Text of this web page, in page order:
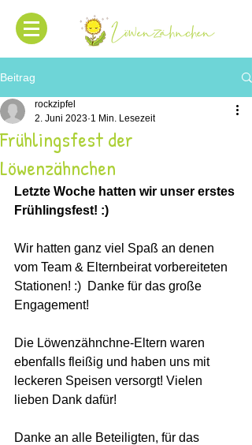
Beitrag
Frühlingsfest der
Löwenzähnchen
rockzipfel
2. Juni 2023 1 Min. Lesezeit
Letzte Woche hatten wir unser erstes
Frühlingsfest! :)
Wir hatten ganz viel Spaß an denen
vom Team & Elternbeirat vorbereiteten
Stationen! :)  Danke für das große
Engagement!
Die Löwenzähnchne-Eltern waren
ebenfalls fleißig und haben uns mit
leckeren Speisen versorgt! Vielen
lieben Dank dafür!
Danke an alle Beteiligten, für das